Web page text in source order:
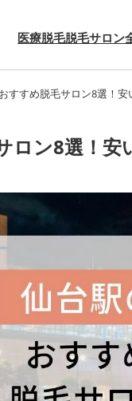
医療脱毛脱毛サロン
すすめ脱毛サロン8選！安
ロン8選！安